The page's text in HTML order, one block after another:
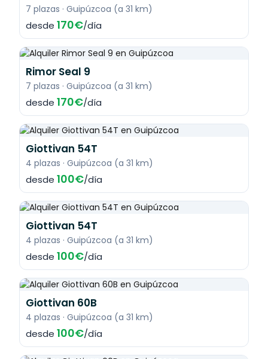
7 plazas · Guipúzcoa (a 31 km)
desde170€/día
Rimor Seal 9
7 plazas · Guipúzcoa (a 31 km)
desde170€/día
Giottivan 54T
4 plazas · Guipúzcoa (a 31 km)
desde100€/día
Giottivan 54T
4 plazas · Guipúzcoa (a 31 km)
desde100€/día
Giottivan 60B
4 plazas · Guipúzcoa (a 31 km)
desde100€/día